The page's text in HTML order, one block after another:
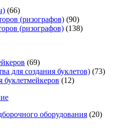
(66)
(ризографов) (90)
(ризографов) (138)
(69)
для создания буклетов) (73)
буклетмейкеров (12)
оборудования (20)